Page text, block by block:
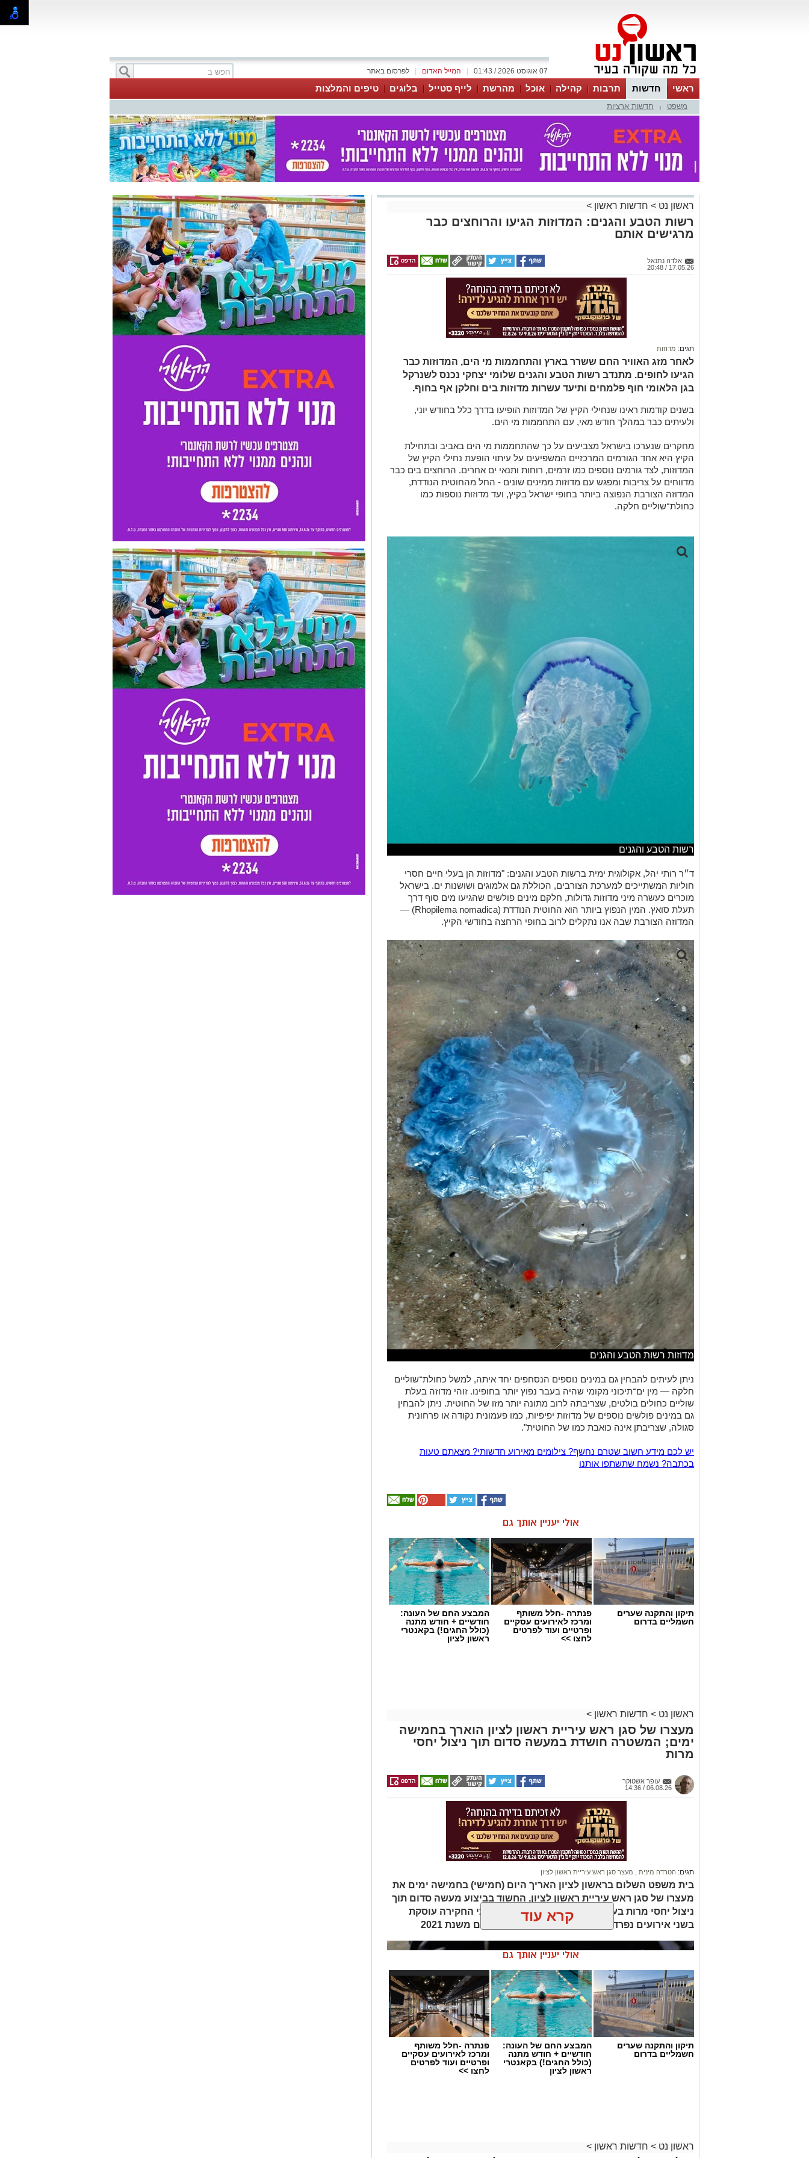
לפרסום באתר המייל האדום 07 אוגוסט 2026 / 01:43
ראשי חדשות תרבות קהילה אוכל מהרשת לייף סטייל בלוגים טיפים והמלצות
משפט חדשות ארציות
ראשון נט > חדשות ראשון >
רשות הטבע והגנים: המדוזות הגיעו והרוחצים כבר
מרגישים אותם
אלדה נתנאל
17.05.26 / 20:48
תגים: מדוזות
לאחר מזג האוויר החם ששרר בארץ והתחממות מי הים, המדוזות כבר
הגיעו לחופים. מתנדב רשות הטבע והגנים שלומי יצחקי נכנס לשנרקל
בגן הלאומי חוף פלמחים ותיעד עשרות מדוזות בים וחלקן אף בחוף.
בשנים קודמות ראינו שנחילי הקיץ של המדוזות הופיעו בדרך כלל בחודש יוני,
ולעיתים כבר במהלך חודש מאי, עם התחממות מי הים.
מחקרים שנערכו בישראל מצביעים על כך שהתחממות מי הים באביב ובתחילת
הקיץ היא אחד הגורמים המרכזיים המשפיעים על עיתוי הופעת נחילי הקיץ של
המדוזות, לצד גורמים נוספים כמו זרמים, רוחות ותנאי ים אחרים. הרוחצים בים כבר
מדווחים על צריבות ומפגש עם מדוזות ממינים שונים - החל מהחוטית הנודדת,
המדוזה הצורבת הנפוצה ביותר בחופי ישראל בקיץ, ועד מדוזות נוספות כמו
כחולת־שוליים חלקה.
רשות הטבע והגנים
ד״ר רותי יהל, אקולוגית ימית ברשות הטבע והגנים: "מדוזות הן בעלי חיים חסרי
חוליות המשתייכים למערכת הצורבים, הכוללת גם אלמוגים ושושנות ים. בישראל
מוכרים כעשרה מיני מדוזות גדולות, חלקם מינים פולשים שהגיעו מים סוף דרך
תעלת סואץ. המין הנפוץ ביותר הוא החוטית הנודדת (Rhopilema nomadica) —
המדוזה הצורבת שבה אנו נתקלים לרוב בחופי הרחצה בחודשי הקיץ.
מדוזות רשות הטבע והגנים
ניתן לעיתים להבחין גם במינים נוספים הנסחפים יחד איתה, למשל כחולת־שוליים
חלקה — מין ים־תיכוני מקומי שהיה בעבר נפוץ יותר בחופינו. זוהי מדוזה בעלת
שוליים כחולים בולטים, שצריבתה לרוב מתונה יותר מזו של החוטית. ניתן להבחין
גם במינים פולשים נוספים של מדוזות יפיפיות, כמו פעמונית נקודה או פרחונית
סגולה, שצריבתן אינה כואבת כמו של החוטית".
יש לכם מידע חשוב שטרם נחשף? צילומים מאירוע חדשותי? מצאתם טעות
בכתבה? נשמח שתשתפו אותנו
אולי יעניין אותך גם
תיקון והתקנה שערים
חשמליים בדרום
פנתרה -חלל משותף
ומרכז לאירועים עסקיים
ופרטיים ועוד לפרטים
לחצו >>
המבצע החם של העונה:
חודשיים + חודש מתנה
(כולל החגים!) בקאנטרי
ראשון לציון
ראשון נט > חדשות ראשון >
מעצרו של סגן ראש עיריית ראשון לציון הוארך בחמישה
ימים; המשטרה חושדת במעשה סדום תוך ניצול יחסי
מרות
עופר אשטוקר
06.08.26 / 14:36
תגים: הטרדה מינית מעצר סגן ראש עיריית ראשון לציון
בית משפט השלום בראשון לציון האריך היום (חמישי) בחמישה ימים את
מעצרו של סגן ראש עיריית ראשון לציון, החשוד בביצוע מעשה סדום תוך
ניצול יחסי מרות בעובדת עירייה. המשטרה טוענת כי החקירה עוסקת
בשני אירועים נפרדים וכי נבדק חשד למקרים נוספים משנת 2021
קרא עוד
אולי יעניין אותך גם
תיקון והתקנה שערים
חשמליים בדרום
המבצע החם של העונה:
חודשיים + חודש מתנה
(כולל החגים!) בקאנטרי
ראשון לציון
פנתרה -חלל משותף
ומרכז לאירועים עסקיים
ופרטיים ועוד לפרטים
לחצו >>
ראשון נט > חדשות ראשון >